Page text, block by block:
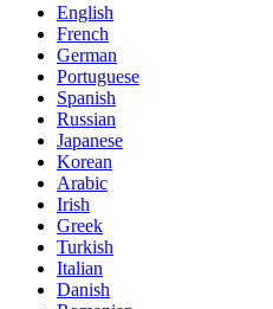
English
French
German
Portuguese
Spanish
Russian
Japanese
Korean
Arabic
Irish
Greek
Turkish
Italian
Danish